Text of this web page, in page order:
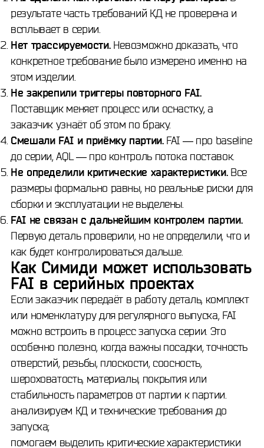
результате часть требований КД не проверена и
всплывает в серии.
Нет трассируемости.Невозможно доказать, что
конкретное требование было измерено именно на
этом изделии.
Не закрепили триггеры повторного FAI.
Поставщик меняет процесс или оснастку, а
заказчик узнаёт об этом по браку.
Смешали FAI и приёмку партии.FAI — про baseline
до серии, AQL — про контроль потока поставок.
Не определили критические характеристики.Все
размеры формально равны, но реальные риски для
сборки и эксплуатации не выделены.
FAI не связан с дальнейшим контролем партии.
Первую деталь проверили, но не определили, что и
как будет контролироваться дальше.
Как Симиди может использовать
FAI в серийных проектах
Если заказчик передаёт в работу деталь, комплект
или номенклатуру для регулярного выпуска, FAI
можно встроить в процесс запуска серии. Это
особенно полезно, когда важны посадки, точность
отверстий, резьбы, плоскости, соосность,
шероховатость, материалы, покрытия или
стабильность параметров от партии к партии.
анализируем КД и технические требования до
запуска;
помогаем выделить критические характеристики